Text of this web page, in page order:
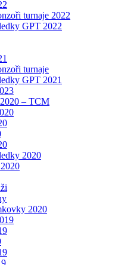
turnaje 2022
GPT 2022
turnaje
GPT 2021
– TCM
2020
2020